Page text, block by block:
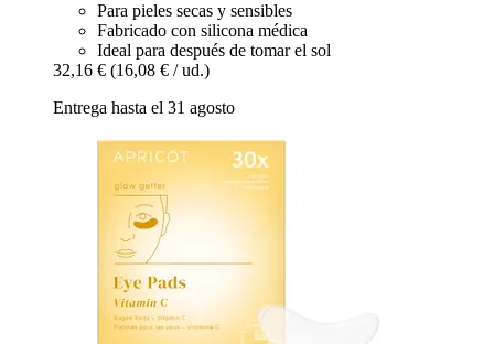
Para pieles secas y sensibles
Fabricado con silicona médica
Ideal para después de tomar el sol
32,16 € (16,08 € / ud.)
Entrega hasta el 31 agosto